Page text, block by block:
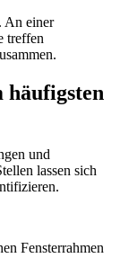
An einer
treffen
und
lassen sich
Fensterrahmen